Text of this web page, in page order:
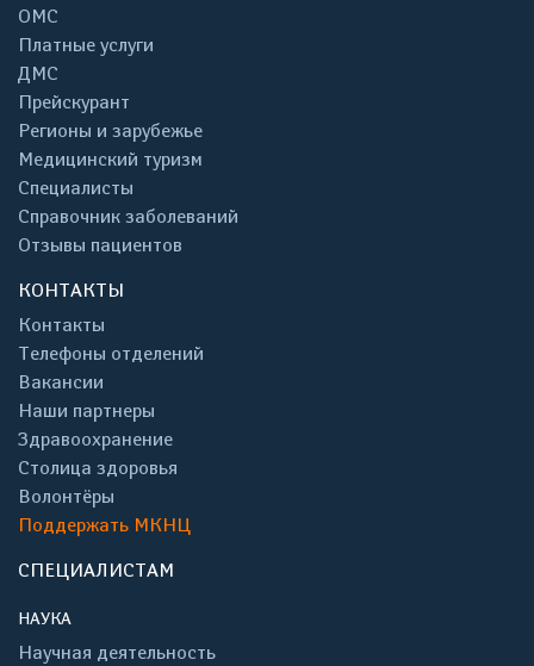
ОМС
Платные услуги
ДМС
Прейскурант
Регионы и зарубежье
Медицинский туризм
Специалисты
Справочник заболеваний
Отзывы пациентов
КОНТАКТЫ
Контакты
Телефоны отделений
Вакансии
Наши партнеры
Здравоохранение
Столица здоровья
Волонтёры
Поддержать МКНЦ
СПЕЦИАЛИСТАМ
НАУКА
Научная деятельность